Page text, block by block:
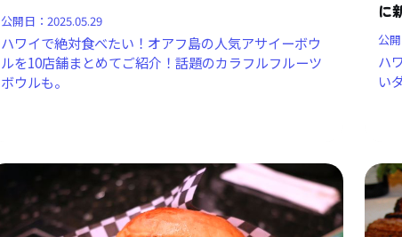
公開日：2025.05.29
ハワイで絶対食べたい！オアフ島の人気アサイーボウ
ルを10店舗まとめてご紹介！話題のカラフルフルーツ
ボウルも。
に
公
ハ
い